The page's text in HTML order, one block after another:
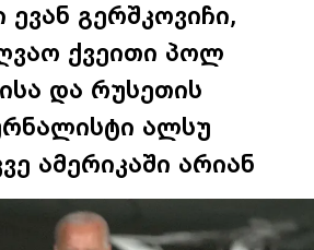
გერშკოვიჩი,
ქვეითი პოლ
და რუსეთის
ალსუ
ამერიკაში არიან